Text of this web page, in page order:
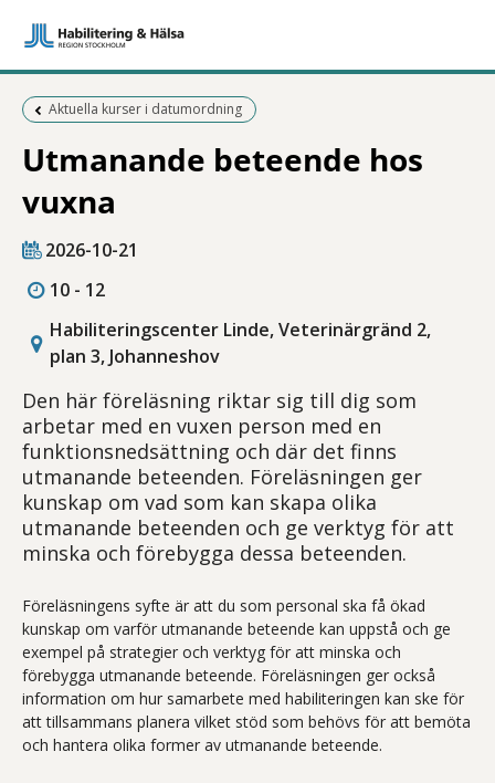
Föregående sida:
Aktuella kurser i datumordning
Utmanande beteende hos
vuxna
2026-10-21
10 - 12
Habiliteringscenter Linde, Veterinärgränd 2,
plan 3, Johanneshov
Den här föreläsning riktar sig till dig som
arbetar med en vuxen person med en
funktionsnedsättning och där det finns
utmanande beteenden. Föreläsningen ger
kunskap om vad som kan skapa olika
utmanande beteenden och ge verktyg för att
minska och förebygga dessa beteenden.
Föreläsningens syfte är att du som personal ska få ökad
kunskap om varför utmanande beteende kan uppstå och ge
exempel på strategier och verktyg för att minska och
förebygga utmanande beteende. Föreläsningen ger också
information om hur samarbete med habiliteringen kan ske för
att tillsammans planera vilket stöd som behövs för att bemöta
och hantera olika former av utmanande beteende.